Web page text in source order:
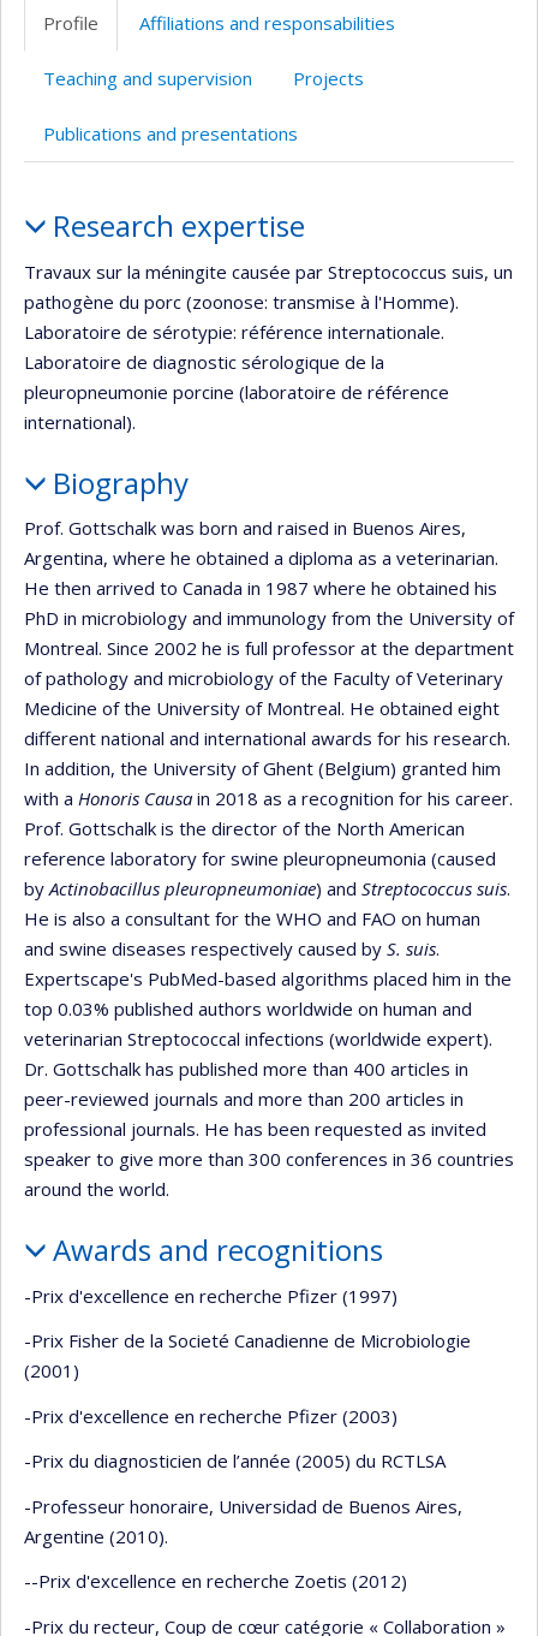
Profile
Affiliations and responsabilities
Teaching and supervision Projects
Publications and presentations
Research expertise
Travaux sur la méningite causée par Streptococcus suis, un
pathogène du porc (zoonose: transmise à l'Homme).
Laboratoire de sérotypie: référence internationale.
Laboratoire de diagnostic sérologique de la
pleuropneumonie porcine (laboratoire de référence
international).
Biography
Prof. Gottschalk was born and raised in Buenos Aires,
Argentina, where he obtained a diploma as a veterinarian.
He then arrived to Canada in 1987 where he obtained his
PhD in microbiology and immunology from the University of
Montreal. Since 2002 he is full professor at the department
of pathology and microbiology of the Faculty of Veterinary
Medicine of the University of Montreal. He obtained eight
different national and international awards for his research.
In addition, the University of Ghent (Belgium) granted him
with a Honoris Causa in 2018 as a recognition for his career.
Prof. Gottschalk is the director of the North American
reference laboratory for swine pleuropneumonia (caused
byActinobacillus pleuropneumoniae) and Streptococcus suis.
He is also a consultant for the WHO and FAO on human
and swine diseases respectively caused by S. suis.
Expertscape's PubMed-based algorithms placed him in the
top 0.03% published authors worldwide on human and
veterinarian Streptococcal infections (worldwide expert).
Dr. Gottschalk has published more than 400 articles in
peer-reviewed journals and more than 200 articles in
professional journals. He has been requested as invited
speaker to give more than 300 conferences in 36 countries
around the world.
Awards and recognitions
-Prix d'excellence en recherche Pfizer (1997)
-Prix Fisher de la Societé Canadienne de Microbiologie
(2001)
-Prix d'excellence en recherche Pfizer (2003)
-Prix du diagnosticien de l’année (2005) du RCTLSA
-Professeur honoraire, Universidad de Buenos Aires,
Argentine (2010).
--Prix d'excellence en recherche Zoetis (2012)
-Prix du recteur, Coup de cœur catégorie « Collaboration »